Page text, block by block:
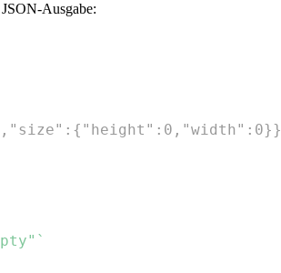
Ausgabe: